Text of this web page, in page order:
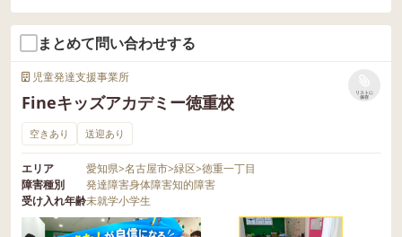
まとめて問い合わせする
児童発達支援事業所
Fineキッズアカデミー徳重校
リストに
保存
空きあり 送迎あり
エリア 愛知県>名古屋市>緑区>徳重一丁目
障害種別
発達障害身体障害知的障害
受け入れ年齢未就学小学生